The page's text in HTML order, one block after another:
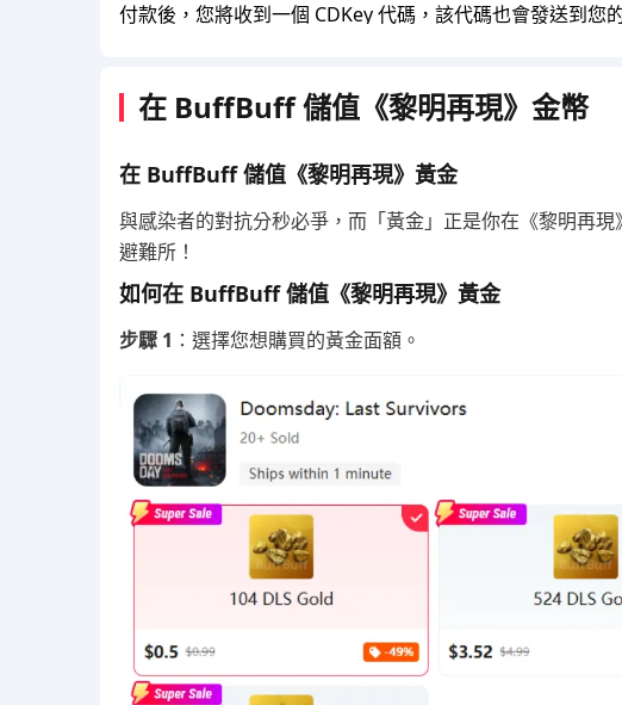
付款後，您將收到一個 CDKey 代碼，該代碼也會發送到您
在 BuffBuff 儲值《黎明再現》金幣
在 BuffBuff 儲值《黎明再現》黃金
與感染者的對抗分秒必爭，而「黃金」正是你在《黎明再
避難所！
如何在 BuffBuff 儲值《黎明再現》黃金
步驟 1 ：選擇您想購買的黃金面額。